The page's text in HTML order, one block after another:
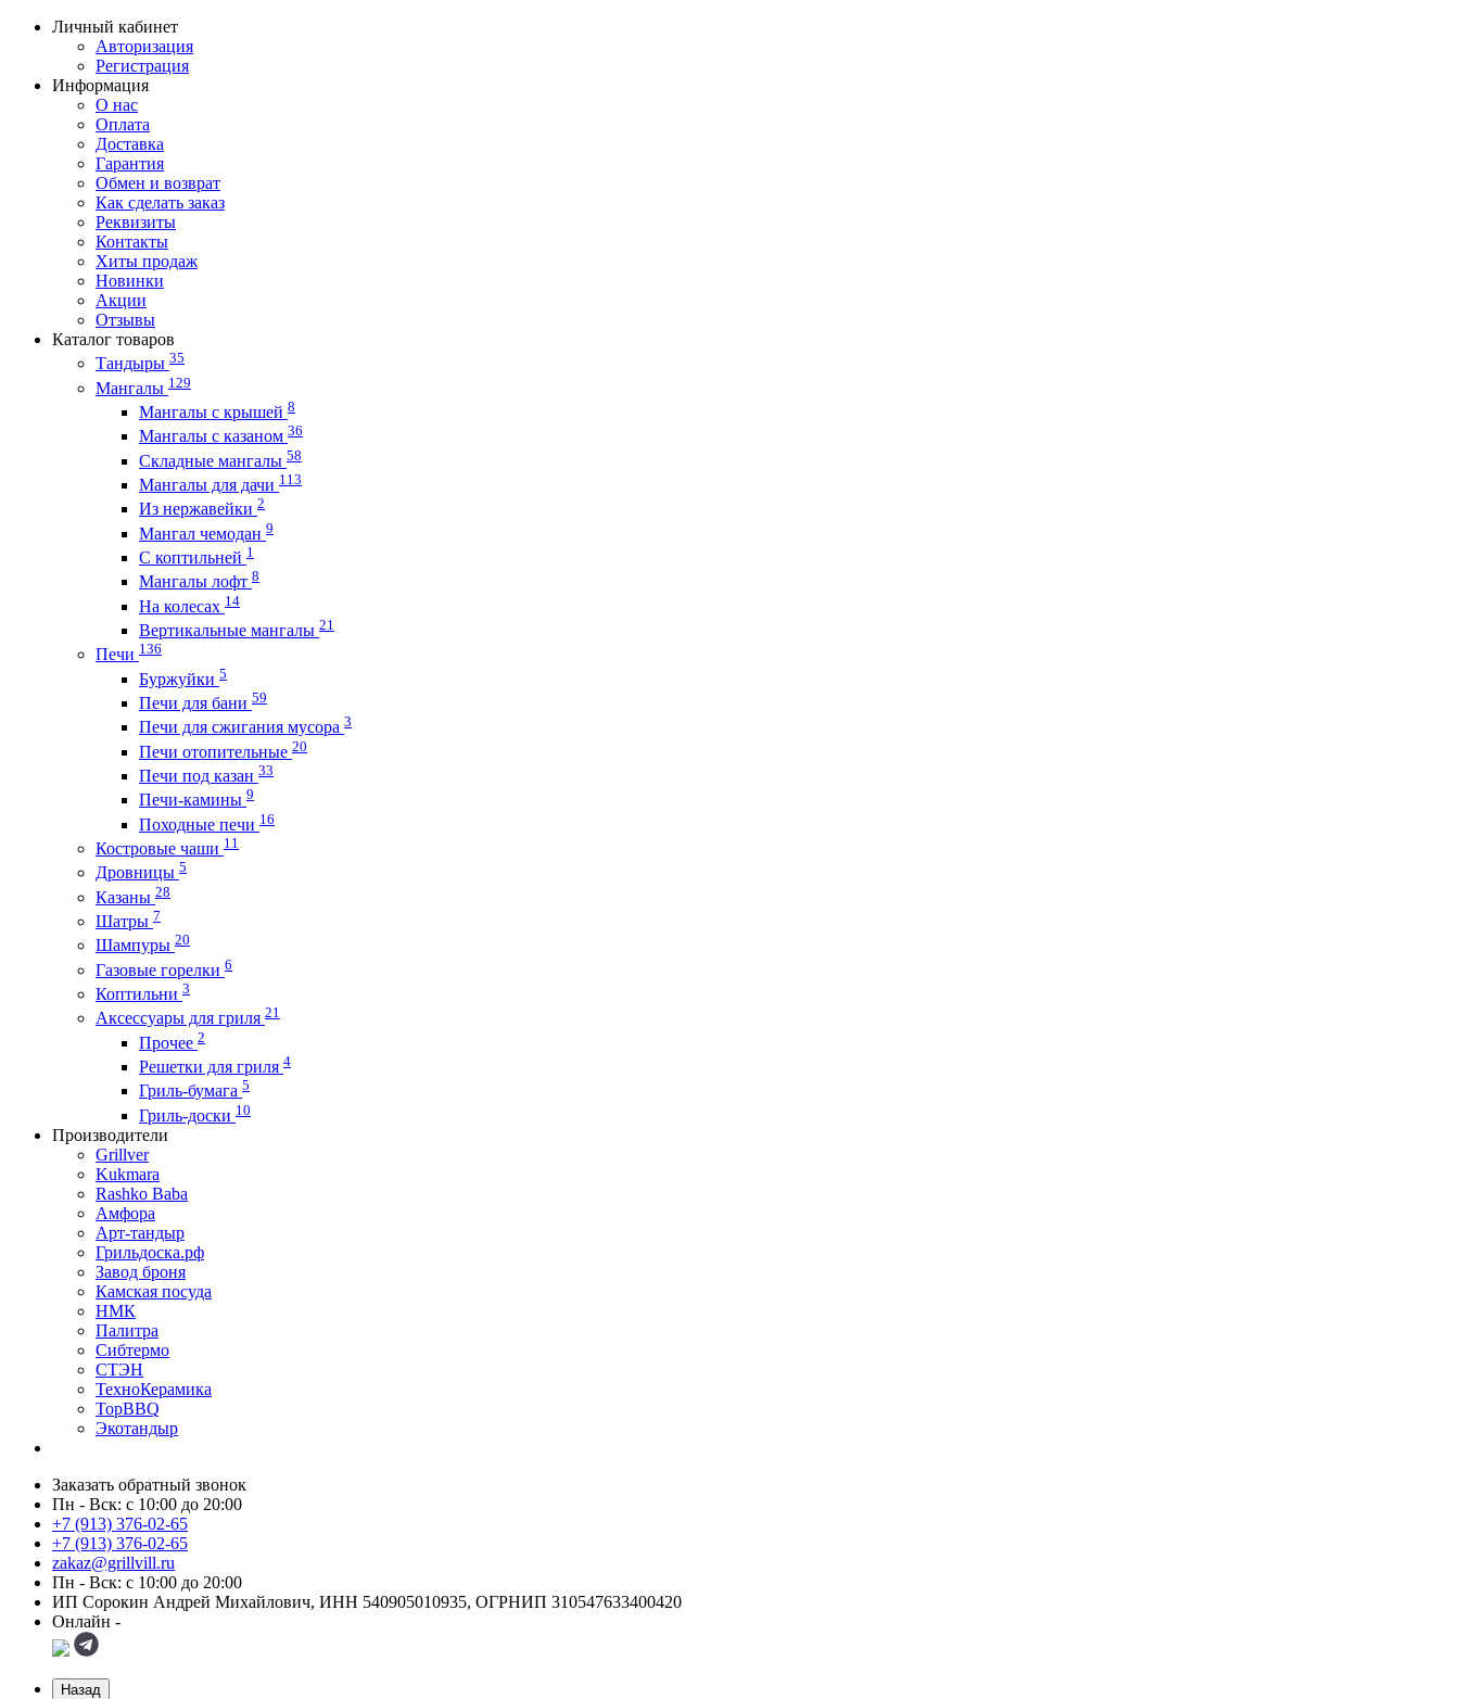
Личный кабинет
Авторизация
Регистрация
Информация
О нас
Оплата
Доставка
Гарантия
Обмен и возврат
Как сделать заказ
Реквизиты
Контакты
Хиты продаж
Новинки
Акции
Отзывы
Каталог товаров
Тандыры 35
Мангалы 129
Мангалы с крышей 8
Мангалы с казаном 36
Складные мангалы 58
Мангалы для дачи 113
Из нержавейки 2
Мангал чемодан 9
С коптильней 1
Мангалы лофт 8
На колесах 14
Вертикальные мангалы 21
Печи 136
Буржуйки 5
Печи для бани 59
Печи для сжигания мусора 3
Печи отопительные 20
Печи под казан 33
Печи-камины 9
Походные печи 16
Костровые чаши 11
Дровницы 5
Казаны 28
Шатры 7
Шампуры 20
Газовые горелки 6
Коптильни 3
Аксессуары для гриля 21
Прочее 2
Решетки для гриля 4
Гриль-бумага 5
Гриль-доски 10
Производители
Grillver
Kukmara
Rashko Baba
Амфора
Арт-тандыр
Грильдоска.рф
Завод броня
Камская посуда
НМК
Палитра
Сибтермо
СТЭН
ТехноКерамика
ТорBBQ
Экотандыр
Заказать обратный звонок
Пн - Вск: с 10:00 до 20:00
+7 (913) 376-02-65
+7 (913) 376-02-65
zakaz@grillvill.ru
Пн - Вск: с 10:00 до 20:00
ИП Сорокин Андрей Михайлович, ИНН 540905010935, ОГРНИП 310547633400420
Онлайн -
Назад